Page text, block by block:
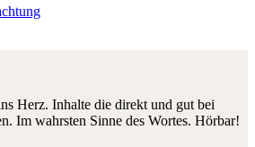
Herz. Inhalte die direkt und gut bei
Im wahrsten Sinne des Wortes. Hörbar!